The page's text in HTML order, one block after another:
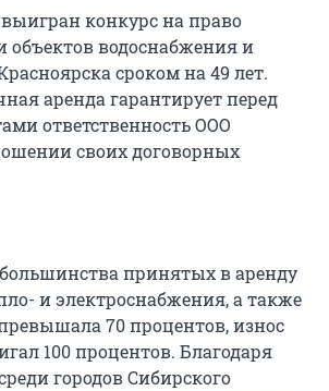
конкурс на право
объектов водоснабжения и
сроком на 49 лет.
аренда гарантирует перед
ответственность ООО
своих договорных
принятых в аренду
и электроснабжения, а также
70 процентов, износ
100 процентов. Благодаря
городов Сибирского